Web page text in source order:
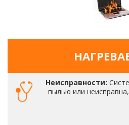
Неисправности:
пылью или